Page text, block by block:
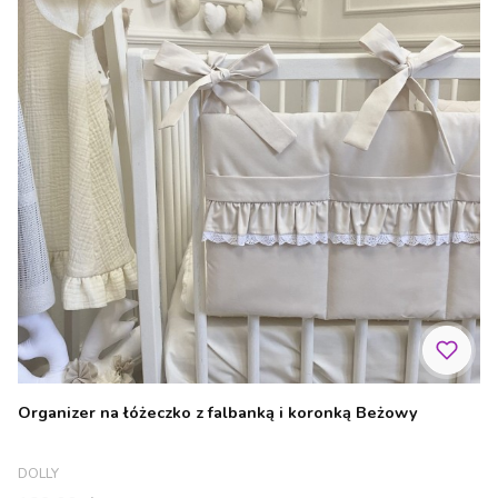
Organizer na łóżeczko z falbanką i koronką Beżowy
PRODUCENT
DOLLY